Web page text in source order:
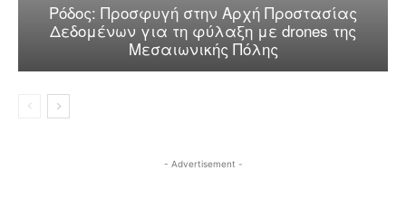
Ρόδος: Προσφυγή στην Αρχή Προστασίας
Δεδομένων για τη φύλαξη με drones της
Μεσαιωνικής Πόλης
- Advertisement -